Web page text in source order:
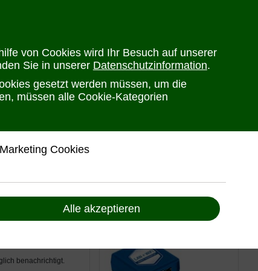
von Cookies wird Ihr Besuch auf unserer
Sie in unserer Datenschutzinformation.
gesetzt werden müssen, um die
müssen alle Cookie-Kategorien
Marketing Cookies
Angebote und Services anbieten zu
Liefern Anzeigen, die zu Ihren Interessen passen
Service anbieten zu können
Alle akzeptieren
PRODUKTE HERSTELLER ANSPRECHPARTNER
benachrichtigt.